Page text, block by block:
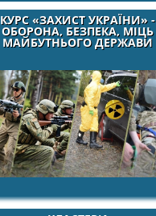
КУРС «ЗАХИСТ УКРАЇНИ» -
ОБОРОНА, БЕЗПЕКА, МІЦЬ
МАЙБУТНЬОГО ДЕРЖАВИ